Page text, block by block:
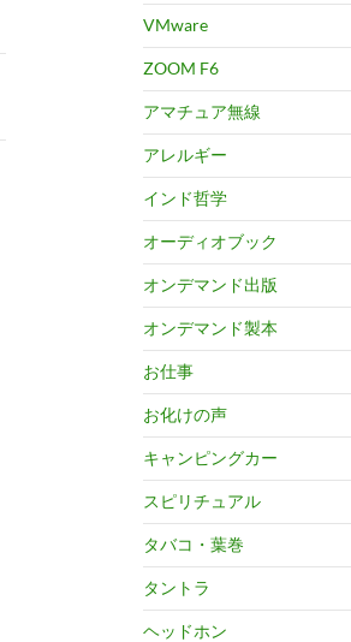
VMware
ZOOM F6
アマチュア無線
アレルギー
インド哲学
オーディオブック
オンデマンド出版
オンデマンド製本
お仕事
お化けの声
キャンピングカー
スピリチュアル
タバコ・葉巻
タントラ
ヘッドホン